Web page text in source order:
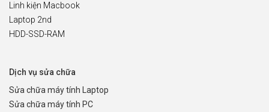
Linh kiện Macbook
Laptop 2nd
HDD-SSD-RAM
Dịch vụ sửa chữa
Sửa chữa máy tính Laptop
Sửa chữa máy tính PC